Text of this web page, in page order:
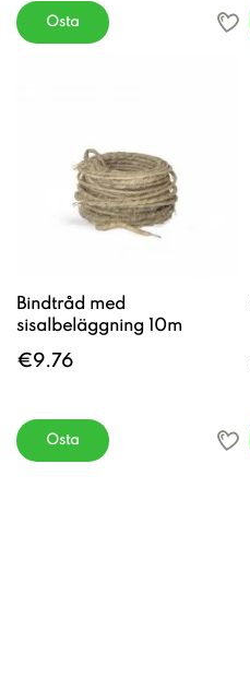
Osta
Bindtråd med
sisalbeläggning 10m
€9.76
Osta